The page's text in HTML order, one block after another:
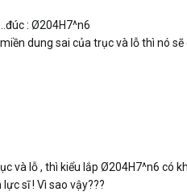
: Ø204H7^n6
dung sai của trục và lỗ thì nó sẽ
và lỗ , thì kiểu lắp Ø204H7^n6 có
sĩ ! Vì sao vậy???